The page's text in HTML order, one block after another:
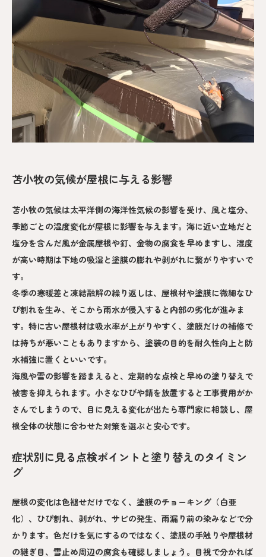
苫小牧の気候が屋根に与える影響
苫小牧の気候は太平洋側の海洋性気候の影響を受け、風と塩分、
季節ごとの湿度変化が屋根に影響を与えます。海に近い立地だと
塩分を含んだ風が金属屋根や釘、金物の腐食を早めますし、湿度
が高い時期は下地の吸湿と塗膜の膨れや剥がれに繋がりやすいで
す。
冬季の寒暖差と凍結融解の繰り返しは、屋根材や塗膜に微細なひ
び割れを生み、そこから雨水が侵入すると内部の劣化が進みま
す。特に古い屋根材は吸水率が上がりやすく、塗膜だけの補修で
は持ちが悪いこともありますから、塗装の目的を耐久性向上と防
水補強に置くといいです。
海風や雪の影響を踏まえると、定期的な点検と早めの塗り替えで
被害を抑えられます。小さなひびや錆を放置すると工事費用がか
さんでしまうので、目に見える変化が出たら専門家に相談し、屋
根全体の状態に合わせた対策を選ぶと安心です。
症状別に見る点検ポイントと塗り替えのタイミン
グ
屋根の変化は色褪せだけでなく、塗膜のチョーキング（白亜
化）、ひび割れ、剥がれ、サビの発生、雨漏り前の染みなどで分
かります。色だけを気にするのではなく、塗膜の手触りや屋根材
の継ぎ目、雪止め周辺の腐食も確認しましょう。目視で分かれば